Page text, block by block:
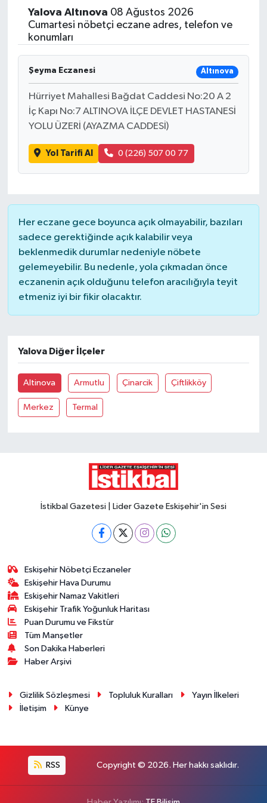
Yalova Altınova 08 Ağustos 2026
Cumartesi nöbetçi eczane adres, telefon ve
konumları
Şeyma Eczanesi Altınova
Hürriyet Mahallesi Bağdat Caddesi No:20 A 2
İç Kapı No:7 ALTINOVA İLÇE DEVLET HASTANESİ
YOLU ÜZERİ (AYAZMA CADDESİ)
Yol Tarifi Al 0 (226) 507 00 77
Her eczane gece boyunca açık olmayabilir, bazıları
sadece gerektiğinde açık kalabilir veya
beklenmedik durumlar nedeniyle nöbete
gelemeyebilir. Bu nedenle, yola çıkmadan önce
eczanenin açık olduğunu telefon aracılığıyla teyit
etmeniz iyi bir fikir olacaktır.
Yalova Diğer İlçeler
Altinova Armutlu Çinarcik Çiftlikköy
Merkez Termal
İstikbal Gazetesi | Lider Gazete Eskişehir'in Sesi
Eskişehir Nöbetçi Eczaneler
Eskişehir Hava Durumu
Eskişehir Namaz Vakitleri
Eskişehir Trafik Yoğunluk Haritası
Puan Durumu ve Fikstür
Tüm Manşetler
Son Dakika Haberleri
Haber Arşivi
Gizlilik Sözleşmesi Topluluk Kuralları
Yayın İlkeleri
İletişim
Künye
RSS Copyright © 2026. Her hakkı saklıdır.
Yaşam